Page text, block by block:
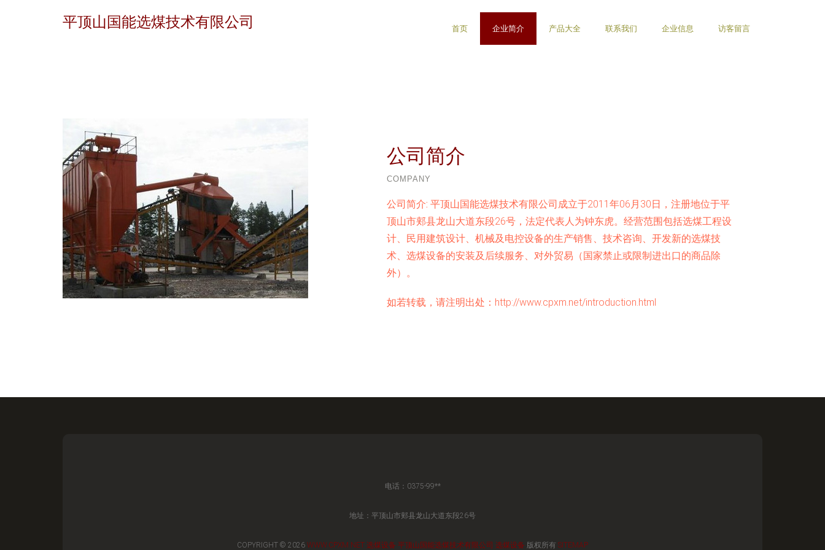
平顶山国能选煤技术有限公司 首页 企业简介 产品大全 联系我们 企业信息 访客留言
公司简介
COMPANY
公司简介: 平顶山国能选煤技术有限公司成立于2011年06月30日，注册地位于平
顶山市郏县龙山大道东段26号，法定代表人为钟东虎。经营范围包括选煤工程设
计、民用建筑设计、机械及电控设备的生产销售、技术咨询、开发新的选煤技
术、选煤设备的安装及后续服务、对外贸易（国家禁止或限制进出口的商品除
外）。
如若转载，请注明出处：http://www.cpxm.net/introduction.html
电话：0375-99**
地址：平顶山市郏县龙山大道东段26号
COPYRIGHT © 2026 WWW.CPXM.NET 选煤设备 平顶山国能选煤技术有限公司 选煤设备 版权所有 SITEMAP